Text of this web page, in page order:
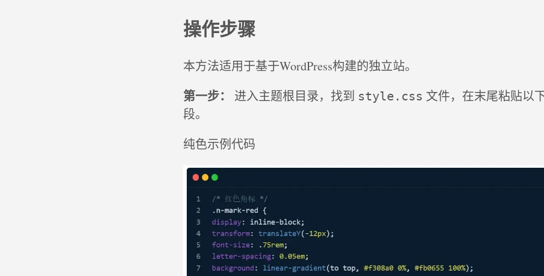
操作步骤
本方法适用于基于WordPress构建的独立站。
第一步： 进入主题根目录，找到 style.css 文件，在末尾粘贴以
段。
纯色示例代码